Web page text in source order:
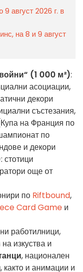
август 2026 г. в
на 8 и 9 август
(1 000 м²):
асоциации,
декори
състезания,
на Франция по
по
и декори
: стотици
още от
по Riftbound,
Card Game и
работилници,
изкуства и
, национален
и анимации и